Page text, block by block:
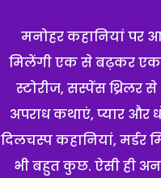
मनोहर कहानियां पर
मिलेंगी एक से बढ़कर एक
स्टोरीज, सस्पेंस थ्रिलर
अपराध कथाएं, प्यार और
दिलचस्प कहानियां, मर्डर
भी बहुत कुछ. ऐसी ही